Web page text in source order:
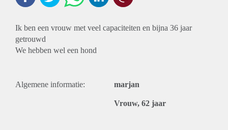
Ik ben een vrouw met veel capaciteiten en bijna 36 jaar
getrouwd
We hebben wel een hond
Algemene informatie: marjan
Vrouw, 62 jaar